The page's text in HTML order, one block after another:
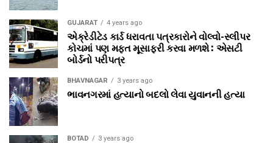
GUJARAT 4 years ago
એક્રેડીટેડ કાર્ડ ધરાવતા પત્રકારોને વોલ્‍વો-સ્‍લીપર
કોચમાં પણ મફત મૂસાફરી કરવા મળશે : એસટી
બોર્ડનો પરીપત્ર
BHAVNAGAR 3 years ago
ભાવનગરમાં હત્યાનો બદલો લેવા યુવાનની હત્યા
BOTAD 3 years ago